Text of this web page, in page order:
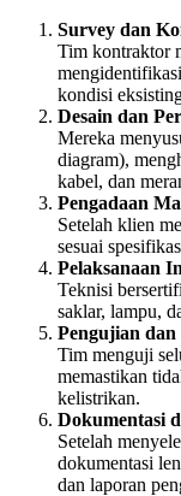
Survey dan
Tim kontraktor
kondisi
Desain dan
Mereka
diagram),
kabel, dan
Pengadaan
Setelah klien
sesuai
Pelaksanaan
Teknisi
saklar, lampu,
Pengujian dan
Tim menguji
memastikan
kelistrikan.
Dokumentasi
Setelah
dokumentasi
dan laporan